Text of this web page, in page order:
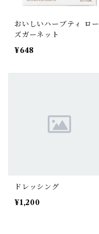
おいしいハーブティ ロー
ズガーネット
¥648
ドレッシング
¥1,200